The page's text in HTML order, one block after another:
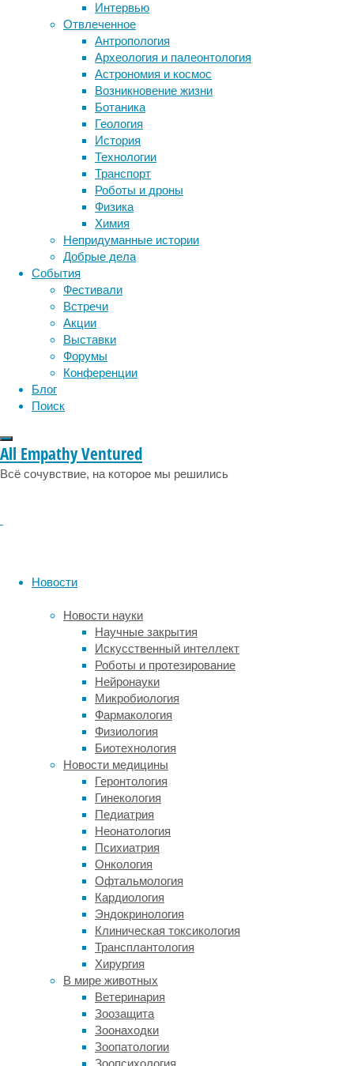
Интервью
Отвлеченное
Антропология
Археология и палеонтология
Астрономия и космос
Возникновение жизни
Ботаника
Геология
История
Технологии
Транспорт
Роботы и дроны
Физика
Химия
Непридуманные истории
Добрые дела
События
Фестивали
Встречи
Акции
Выставки
Форумы
Конференции
Блог
Поиск
All Empathy Ventured
Всё сочувствие, на которое мы решились
Новости
Новости науки
Научные закрытия
Искусственный интеллект
Роботы и протезирование
Нейронауки
Микробиология
Фармакология
Физиология
Биотехнология
Новости медицины
Геронтология
Гинекология
Педиатрия
Неонатология
Психиатрия
Онкология
Офтальмология
Кардиология
Эндокринология
Клиническая токсикология
Трансплантология
Хирургия
В мире животных
Ветеринария
Зоозащита
Зоонаходки
Зоопатологии
Зоопсихология
научной
литературы
известно,
чуть
больше
двух
часов
физической
активности
неделю
могут
предотвратить
30%
заболеваний,
повысить
качество
жизни
и
продлить
ее.
Несмотря
четверти
людей
систематически
недостаточно
аргумент,
чтобы
поднять
людей
дивана,
хотя
именно
эту
причину
часто
упоминают,
отвечая
на
вопрос,
что
побуждает
занятиям
спортом.
Группа
исследователей
Тель-
Авивского
университета
(Израиль)
Метки
ДНК бактерии биология
биотехнология вирусы
генетика дети
здоровье
инструменты и методы
исследования
лекарства медицина
мозг наука неврология
нейробиология
нейрофизиология
поведение
сон социальные проблемы
физиология
эмоции эпидемия